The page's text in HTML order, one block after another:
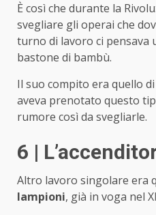
È così che durante la
svegliare gli operai che
turno di lavoro ci pensava
bastone di bambù.
Il suo compito era quello
aveva prenotato questo
rumore così da svegliarle.
6 |
Altro lavoro singolare era
lampioni, già in voga nel